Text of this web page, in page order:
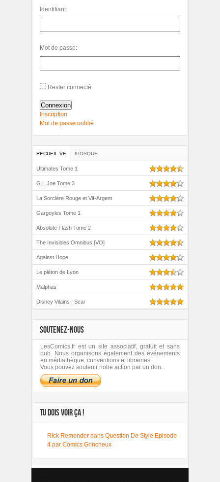
Identifiant:
Mot de passe:
Rester connecté
Connexion
Inscription
Mot de passe oublié
RECUEIL VF KIOSQUE
Ultimates Tome 1
G.I. Joe Tome 3
La Sorcière Rouge et Vif-Argent
Gargoyles Tome 1
Absolute Flash Tome 2
The Invisibles Omnibus [VO]
Against Hope
Le piéton de Lyon
Màlphas
Disney Vilains : Scar
SOUTENEZ-NOUS
LesComics.fr est un site associatif, gratuit et sans
pub. Nous organisons également des événements
en médiathèque, conventions et librairies.
Vous pouvez soutenir notre action par un don.
TU DOIS VOIR ÇA !
Rick Remender dans Question De Style Episode
4 par Comics Grincheux